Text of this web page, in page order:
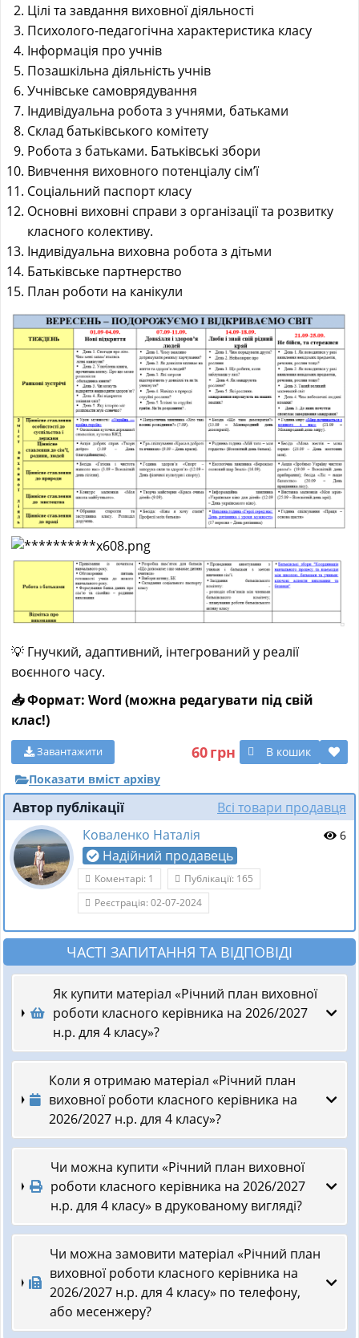
Цілі та завдання виховної діяльності
Психолого-педагогічна характеристика класу
Інформація про учнів
Позашкільна діяльність учнів
Учнівське самоврядування
Індивідуальна робота з учнями, батьками
Склад батьківського комітету
Робота з батьками. Батьківські збори
Вивчення виховного потенціалу сім’ї
Соціальний паспорт класу
Основнi виховнi справи з органiзацiї та розвитку
класного колективу.
Індивiдуальна виховна робота з дiтьми
Батьківське партнерство
План роботи на канікули
💡 Гнучкий, адаптивний, інтегрований у реалії
воєнного часу.
📥 Формат: Word (можна редагувати під свій
клас!)
60грн В кошик
Завантажити
Показати вміст архіву
Автор публікації
Всі товари продавця
Коваленко Наталія
Надійний продавець
6
Коментарі: 1
Публікації: 165
Реєстрація: 02-07-2024
ЧАСТІ ЗАПИТАННЯ ТА ВІДПОВІДІ
Як купити матеріал «Річний план виховної
роботи класного керівника на 2026/2027
н.р. для 4 класу»?
Коли я отримаю матеріал «Річний план
виховної роботи класного керівника на
2026/2027 н.р. для 4 класу»?
Чи можна купити «Річний план виховної
роботи класного керівника на 2026/2027
н.р. для 4 класу» в друкованому вигляді?
Чи можна замовити матеріал «Річний план
виховної роботи класного керівника на
2026/2027 н.р. для 4 класу» по телефону,
або месенжеру?